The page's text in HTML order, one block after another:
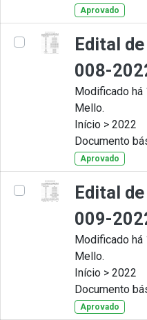
Aprovado
Edital
008-
Modificado há
Mello.
Início > 2022
Documento
Aprovado
Edital
009-
Modificado há
Mello.
Início > 2022
Documento
Aprovado